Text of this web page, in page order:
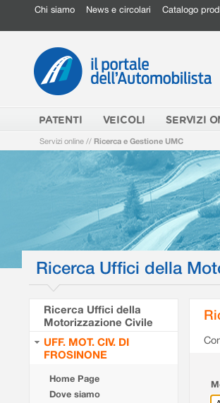
Chi siamo News e circolari Catalogo
PATENTI VEICOLI SERVIZI
Servizi online // Ricerca e Gestione UMC
Ricerca Uffici della
Ricerca Uffici della
Motorizzazione Civile
UFF. MOT. CIV. DI
FROSINONE
Home Page
Dove siamo